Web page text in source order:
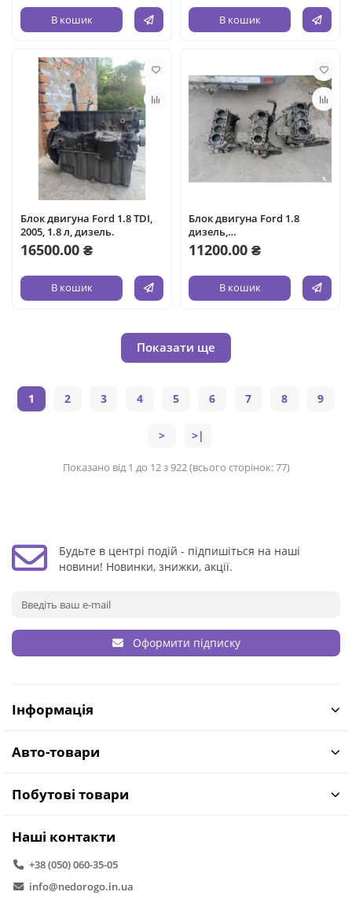
В кошик В кошик
Блок двигуна Ford 1.8 TDI,
2005, 1.8 л, дизель.
16500.00 ₴
В кошик
Блок двигуна Ford 1.8
дизель,
Fiesta/Orion/Escort/Courier,
1985-2002, об'єм 1.8 л,
11200.00 ₴
В кошик
Показати ще
1 2 3 4 5 6 7 8 9
> >|
Показано від 1 до 12 з 922 (всього сторінок: 77)
Будьте в центрі подій - підпишіться на наші
новини! Новинки, знижки, акції.
Оформити підписку
Інформація
Авто-товари
Побутові товари
Наші контакти
+38 (050) 060-35-05
info@nedorogo.in.ua